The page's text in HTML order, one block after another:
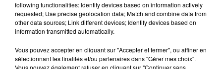
following functionalities: Identify devices based on information actively
requested; Use precise geolocation data; Match and combine data from
other data sources; Link different devices; Identify devices based on
information transmitted automatically.
Vous pouvez accepter en cliquant sur "Accepter et fermer", ou affiner en
sélectionnant les finalités et/ou partenaires dans "Gérer mes choix".
Vous pouvez également refuser en cliquant sur "Continuer sans